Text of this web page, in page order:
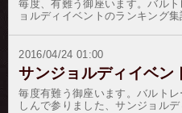
毎度、有難う御座います。バル
ョルディイベントのランキング
でした。
2016/04/24 01:00
サンジョルディイベン
毎度有難う御座います。バルト
しんで参りました、サンジョル